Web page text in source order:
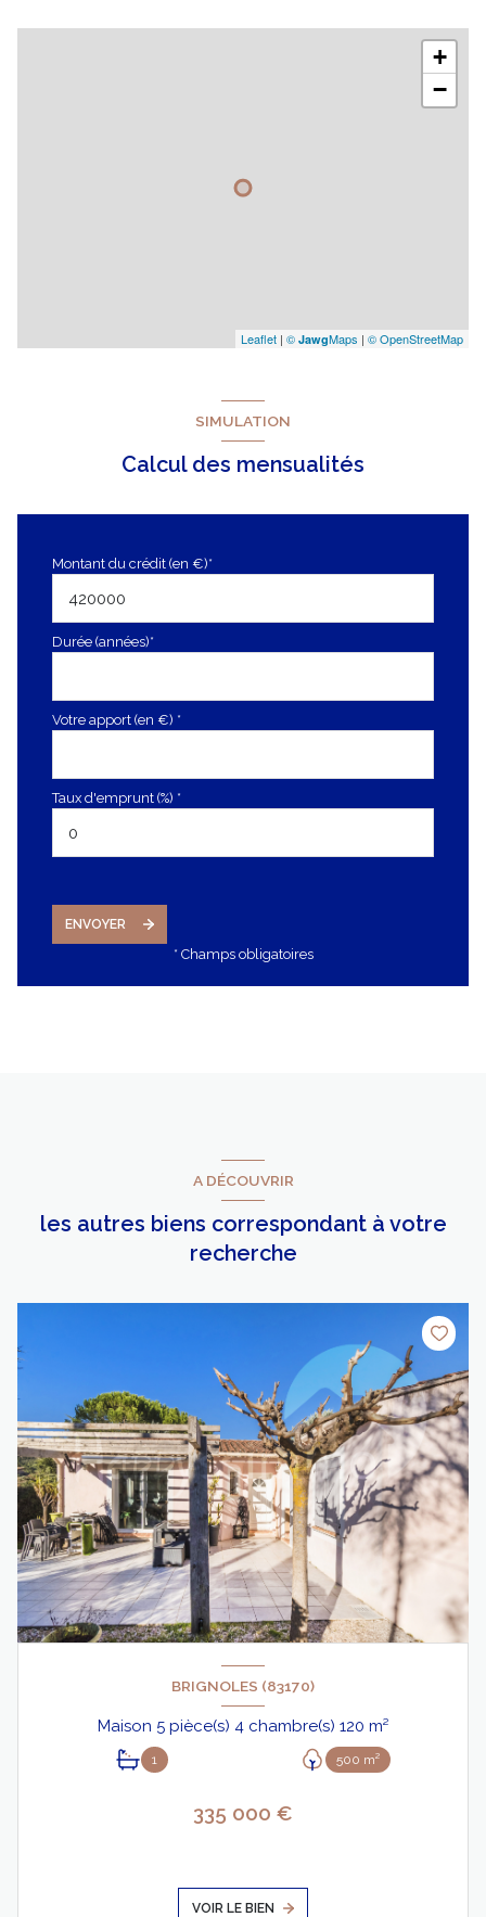
+
−
Leaflet | © JawgMaps | © OpenStreetMap
SIMULATION
Calcul des mensualités
Montant du crédit (en €)*
Durée (années)*
Votre apport (en €) *
Taux d'emprunt (%) *
ENVOYER
* Champs obligatoires
A DÉCOUVRIR
les autres biens correspondant à votre
recherche
BRIGNOLES (83170)
Maison 5 pièce(s) 4 chambre(s) 120 m²
1 500 m²
335 000 €
VOIR LE BIEN